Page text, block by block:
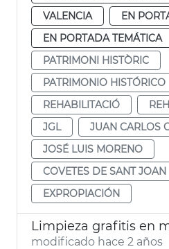
VALENCIA
EN
EN PORTADA TEMÁTICA
PATRIMONI HISTÒRIC
PATRIMONIO HISTÓRICO
REHABILITACIÓ
JGL
JUAN CARLOS
JOSÉ LUIS MORENO
COVETES DE SANT JOAN
EXPROPIACIÓN
Limpieza grafitis en
modificado hace 2 años